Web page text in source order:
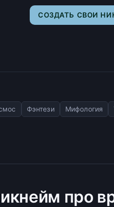
СОЗДАТЬ СВОИ
Фэнтези Мифология
про